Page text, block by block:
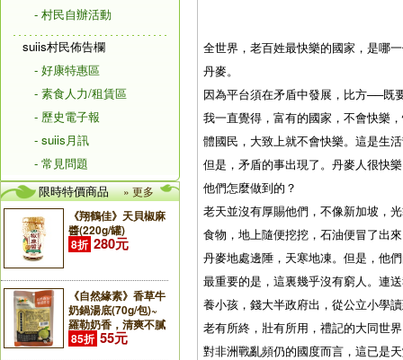
- 村民自辦活動
suiis村民佈告欄
- 好康特惠區
- 素食人力/租賃區
- 歷史電子報
- suiis月訊
- 常見問題
限時特價商品
» 更多
《翔鶴佳》天貝椒麻
醬(220g/罐)
8折 280元
《自然緣素》香草牛
奶鍋湯底(70g/包)~
羅勒奶香，清爽不膩
85折 55元
全世界，老百姓最快樂的國家，是哪
丹麥。
因為平台須在矛盾中發展，比方──既
我一直覺得，富有的國家，不會快樂
體國民，大致上就不會快樂。這是生
但是，矛盾的事出現了。丹麥人很快
他們怎麼做到的？
老天並沒有厚賜他們，不像新加坡，
食物，地上隨便挖挖，石油便冒了出
丹麥地處邊陲，天寒地凍。但是，他
最重要的是，這裏幾乎沒有窮人。連
養小孩，錢大半政府出，從公立小學
老有所終，壯有所用，禮記的大同世
對非洲戰亂頻仍的國度而言，這已是